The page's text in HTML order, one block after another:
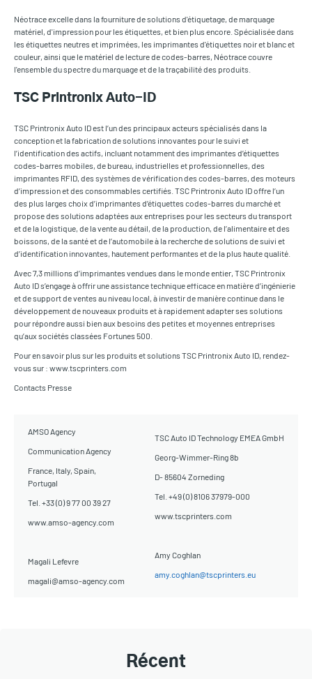
Néotrace excelle dans la fourniture de solutions d'étiquetage, de marquage
matériel, d'impression pour les étiquettes, et bien plus encore. Spécialisée dans
les étiquettes neutres et imprimées, les imprimantes d'étiquettes noir et blanc et
couleur, ainsi que le matériel de lecture de codes-barres, Néotrace couvre
l'ensemble du spectre du marquage et de la traçabilité des produits.
TSC Printronix Auto-ID
TSC Printronix Auto ID est l’un des principaux acteurs spécialisés dans la
conception et la fabrication de solutions innovantes pour le suivi et
l’identification des actifs, incluant notamment des imprimantes d’étiquettes
codes-barres mobiles, de bureau, industrielles et professionnelles, des
imprimantes RFID, des systèmes de vérification des codes-barres, des moteurs
d’impression et des consommables certifiés. TSC Printronix Auto ID offre l’un
des plus larges choix d’imprimantes d’étiquettes codes-barres du marché et
propose des solutions adaptées aux entreprises pour les secteurs du transport
et de la logistique, de la vente au détail, de la production, de l’alimentaire et des
boissons, de la santé et de l’automobile à la recherche de solutions de suivi et
d’identification innovantes, hautement performantes et de la plus haute qualité.
Avec 7,3 millions d’imprimantes vendues dans le monde entier, TSC Printronix
Auto ID s’engage à offrir une assistance technique efficace en matière d’ingénierie
et de support de ventes au niveau local, à investir de manière continue dans le
développement de nouveaux produits et à rapidement adapter ses solutions
pour répondre aussi bien aux besoins des petites et moyennes entreprises
qu’aux sociétés classées Fortunes 500.
Pour en savoir plus sur les produits et solutions TSC Printronix Auto ID, rendez-
vous sur : www.tscprinters.com
Contacts Presse
AMSO Agency
Communication Agency
France, Italy, Spain,
Portugal
Tel. +33 (0) 9 77 00 39 27
www.amso-agency.com
Magali Lefevre
magali@amso-agency.com
TSC Auto ID Technology EMEA GmbH
Georg-Wimmer-Ring 8b
D- 85604 Zorneding
Tel. +49 (0) 8106 37979-000
www.tscprinters.com
Amy Coghlan
amy.coghlan@tscprinters.eu
Récent